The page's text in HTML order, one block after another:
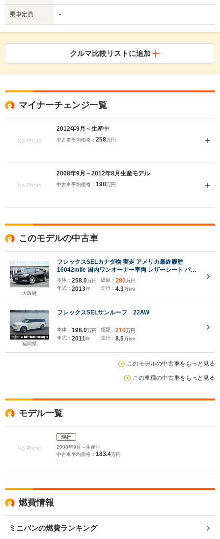
乗車定員 -
クルマ比較リストに追加
マイナーチェンジ一覧
2012年9月～生産中
中古車平均価格： 258万円
2008年9月～2012年8月生産モデル
中古車平均価格： 198万円
このモデルの中古車
大阪府
フレックスSELカナダ物 実走 アメリカ最終履歴
16042mile 国内ワンオーナー車両 レザーシート パワ
ーシート サイバーナビ LEDヘッドライト
本体： 258.0万円
年式： 2013年
総額： 280万円
走行： 4.3万km
福岡県
フレックスSELサンルーフ 22AW
本体： 198.0万円
年式： 2011年
総額： 210万円
走行： 8.5万km
このモデルの中古車をもっと見る
この車種の中古車をもっと見る
モデル一覧
現行
2008年9月～生産中
中古車平均価格： 183.4万円
燃費情報
ミニバンの燃費ランキング